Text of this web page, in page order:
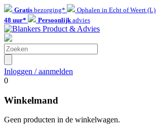
Gratis bezorging* Ophalen in Echt of Weert (L)
48 uur*
Persoonlijkadvies
Inloggen / aanmelden
0
Winkelmand
Geen producten in de winkelwagen.